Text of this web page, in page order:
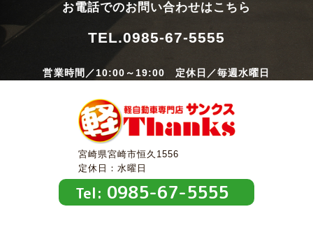
お電話でのお問い合わせはこちら
TEL.0985-67-5555
営業時間／10:00～19:00 定休日／毎週水曜日
宮崎県宮崎市恒久1556
定休日：水曜日
Tel: 0985-67-5555